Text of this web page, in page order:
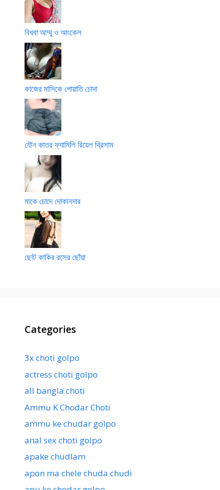
বিধবা আম্মু ও আংকেল
কাজের মাসিকে পোয়াতি চোদা
যৌন কাতর ফ্যামিলি রিয়েল থ্রিসাম
মাকে চোদে দোকানদার
ছোট কাকির রসের ছোঁয়া
Categories
3x choti golpo
actress choti golpo
all bangla choti
Ammu K Chodar Choti
ammu ke chudar golpo
anal sex choti golpo
apake chudlam
apon ma chele chuda chudi